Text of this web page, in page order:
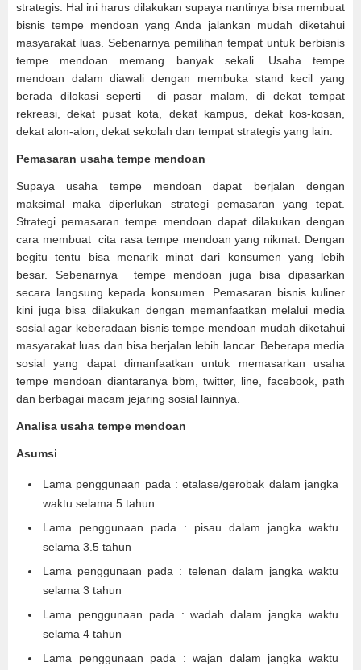
strategis. Hal ini harus dilakukan supaya nantinya bisa membuat
bisnis tempe mendoan yang Anda jalankan mudah diketahui
masyarakat luas. Sebenarnya pemilihan tempat untuk berbisnis
tempe mendoan memang banyak sekali. Usaha tempe
mendoan dalam diawali dengan membuka stand kecil yang
berada dilokasi seperti di pasar malam, di dekat tempat
rekreasi, dekat pusat kota, dekat kampus, dekat kos-kosan,
dekat alon-alon, dekat sekolah dan tempat strategis yang lain.
Pemasaran usaha tempe mendoan
Supaya usaha tempe mendoan dapat berjalan dengan
maksimal maka diperlukan strategi pemasaran yang tepat.
Strategi pemasaran tempe mendoan dapat dilakukan dengan
cara membuat cita rasa tempe mendoan yang nikmat. Dengan
begitu tentu bisa menarik minat dari konsumen yang lebih
besar. Sebenarnya tempe mendoan juga bisa dipasarkan
secara langsung kepada konsumen. Pemasaran bisnis kuliner
kini juga bisa dilakukan dengan memanfaatkan melalui media
sosial agar keberadaan bisnis tempe mendoan mudah diketahui
masyarakat luas dan bisa berjalan lebih lancar. Beberapa media
sosial yang dapat dimanfaatkan untuk memasarkan usaha
tempe mendoan diantaranya bbm, twitter, line, facebook, path
dan berbagai macam jejaring sosial lainnya.
Analisa usaha tempe mendoan
Asumsi
Lama penggunaan pada : etalase/gerobak dalam jangka
waktu selama 5 tahun
Lama penggunaan pada : pisau dalam jangka waktu
selama 3.5 tahun
Lama penggunaan pada : telenan dalam jangka waktu
selama 3 tahun
Lama penggunaan pada : wadah dalam jangka waktu
selama 4 tahun
Lama penggunaan pada : wajan dalam jangka waktu